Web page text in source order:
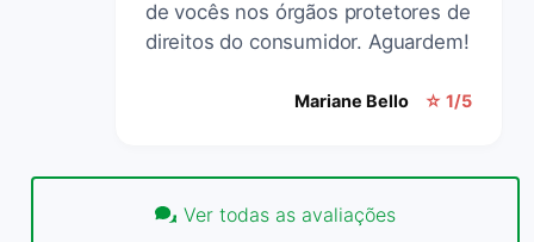
de vocês nos órgãos protetores de
direitos do consumidor. Aguardem!
Mariane Bello ☆ 1/5
Ver todas as avaliações